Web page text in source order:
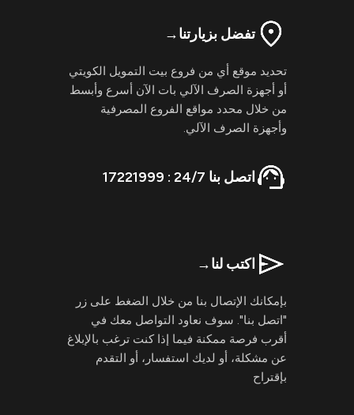
تفضل بزيارتنا→
تحديد موقع أي من فروع بيت التمويل الكويتي
أو أجهزة الصرف الآلي بات الآن أسرع وأبسط
من خلال محدد مواقع الفروع المصرفية
وأجهزة الصرف الآلي.
اتصل بنا 24/7 : 17221999
اكتب لنا→
بإمكانك الإتصال بنا من خلال الضغط على زر
"اتصل بنا". سوف نعاود التواصل معك في
أقرب فرصة ممكنة فيما إذا كنت ترغب بالإبلاغ
عن مشكلة، أو لديك استفسار، أو التقدم
بإقتراح